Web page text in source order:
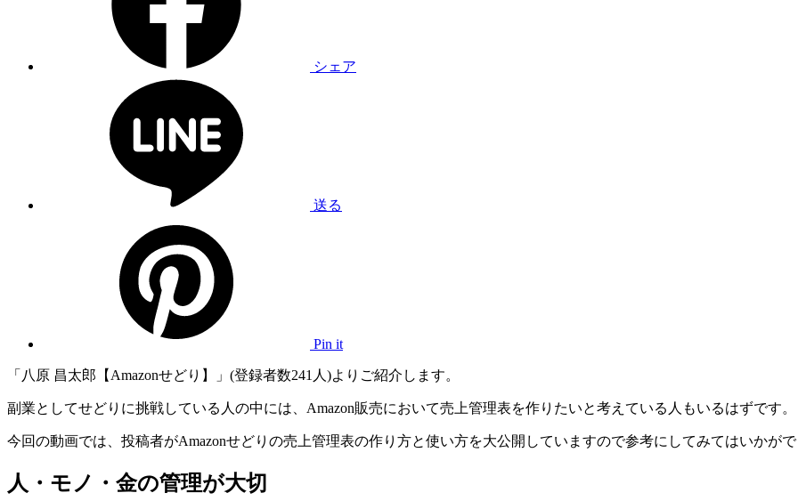
シェア
送る
Pin it
「八原 昌太郎【Amazonせどり】」(登録者数241人)よりご紹介します。
副業としてせどりに挑戦している人の中には、Amazon販売において売上管理表を作りたいと考えている人もいるはずです。
今回の動画では、投稿者がAmazonせどりの売上管理表の作り方と使い方を大公開していますので参考にしてみてはいかが
人・モノ・金の管理が大切